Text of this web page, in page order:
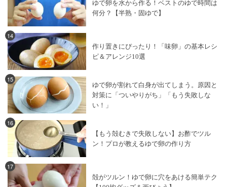
ゆで卵を水から作る！ベストのゆで時間は
何分？【半熟・固ゆで】
14
作り置きにぴったり！「味卵」の基本レシ
ピ＆アレンジ10選
15
ゆで卵が割れて白身が出てしまう。原因と
対策に「ついやりがち」「もう失敗しな
い！」
16
【もう殻むきで失敗しない】お酢でツル
ン！プロが教えるゆで卵の作り方
17
殻がツルン！ゆで卵に穴をあける簡単テク